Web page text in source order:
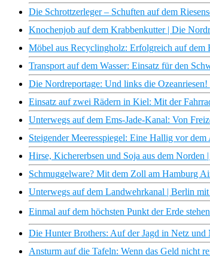
Die Schrottzerleger – Schuften auf dem
Knochenjob auf dem Krabbenkutter | Die
Möbel aus Recyclingholz: Erfolgreich auf
Transport auf dem Wasser: Einsatz für den
Die Nordreportage: Und links die
Einsatz auf zwei Rädern in Kiel: Mit der
Unterwegs auf dem Ems-Jade-Kanal: Von
Steigender Meeresspiegel: Eine Hallig vor
Hirse, Kichererbsen und Soja aus dem
Schmuggelware? Mit dem Zoll am Hamburg
Unterwegs auf dem Landwehrkanal | Berlin
Einmal auf dem höchsten Punkt der Erde
Die Hunter Brothers: Auf der Jagd in Netz
Ansturm auf die Tafeln: Wenn das Geld nicht